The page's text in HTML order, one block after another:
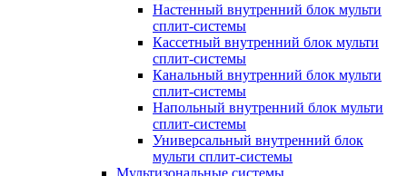
Настенный внутренний блок мульти
сплит-системы
Кассетный внутренний блок мульти
сплит-системы
Канальный внутренний блок мульти
сплит-системы
Напольный внутренний блок мульти
сплит-системы
Универсальный внутренний блок
мульти сплит-системы
Мультизональные системы